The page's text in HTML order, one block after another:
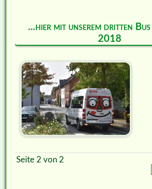
...hier mit unserem dritten Bus
2018
Seite 2 von 2